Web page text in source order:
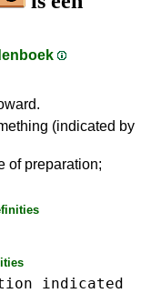
(indicated by
of preparation;
indicated